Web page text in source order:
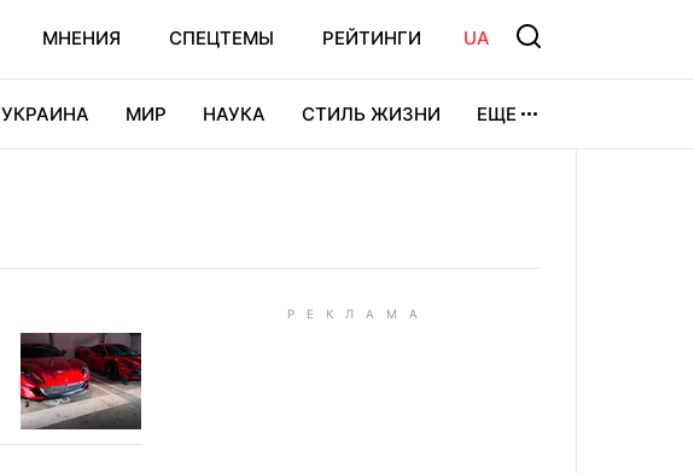
МНЕНИЯ СПЕЦТЕМЫ РЕЙТИНГИ UA
УКРАИНА МИР НАУКА СТИЛЬ ЖИЗНИ ЕЩЕ